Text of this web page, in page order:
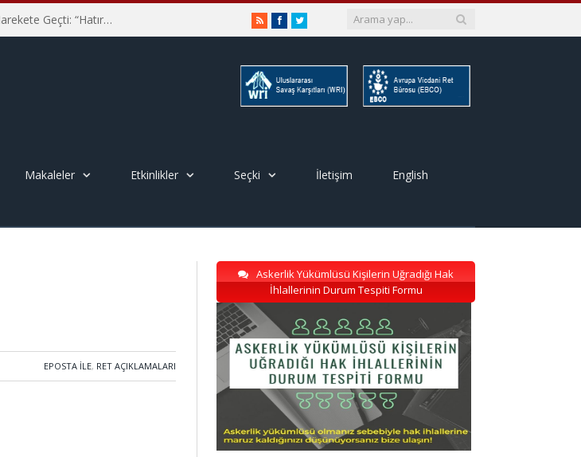
Hiroşima’nın 81. Yılında İtalyan Savaş Karşıtları Harekete Geçti: “Hatırlamak yeterli değil” RSSFacebookTwitter
Makaleler Etkinlikler Seçki İletişim English
EPOSTA ILE, RET AÇIKLAMALARI
Askerlik Yükümlüsü Kişilerin Uğradığı Hak
İhlallerinin Durum Tespiti Formu